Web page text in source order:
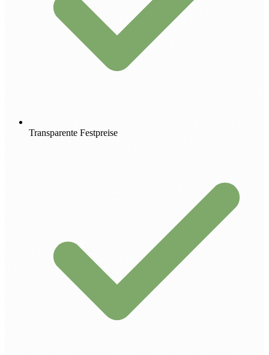
Transparente Festpreise